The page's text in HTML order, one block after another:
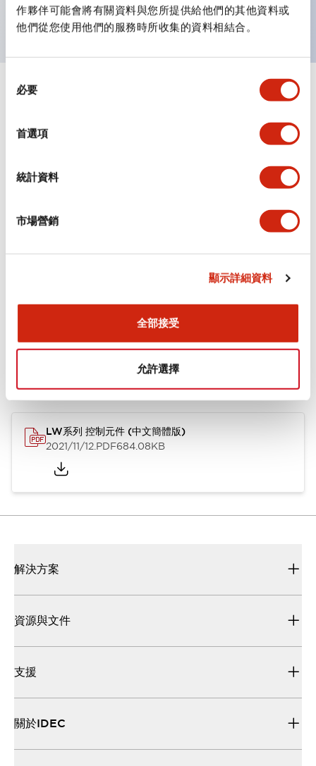
作夥伴可能會將有關資料與您所提供給他們的其他資料或
他們從您使用他們的服務時所收集的資料相結合。
必要
首選項
統計資料
市場營銷
顯示詳細資料
全部接受
允許選擇
UL、CSA認證品及符合EN標準品。（蜂鳴器除外）
規格 顯示全部+
審美規範
認證與標準
LW系列 控制元件 (中文簡體版)
2021/11/12.PDF684.08KB
解決方案
資源與文件
支援
關於IDEC